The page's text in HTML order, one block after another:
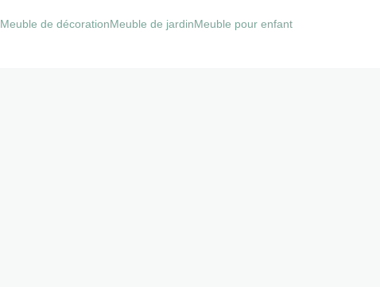
Meuble de décorationMeuble de jardinMeuble pour enfant